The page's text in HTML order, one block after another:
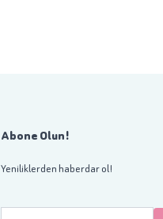
Abone Olun!
Yeniliklerden haberdar ol!